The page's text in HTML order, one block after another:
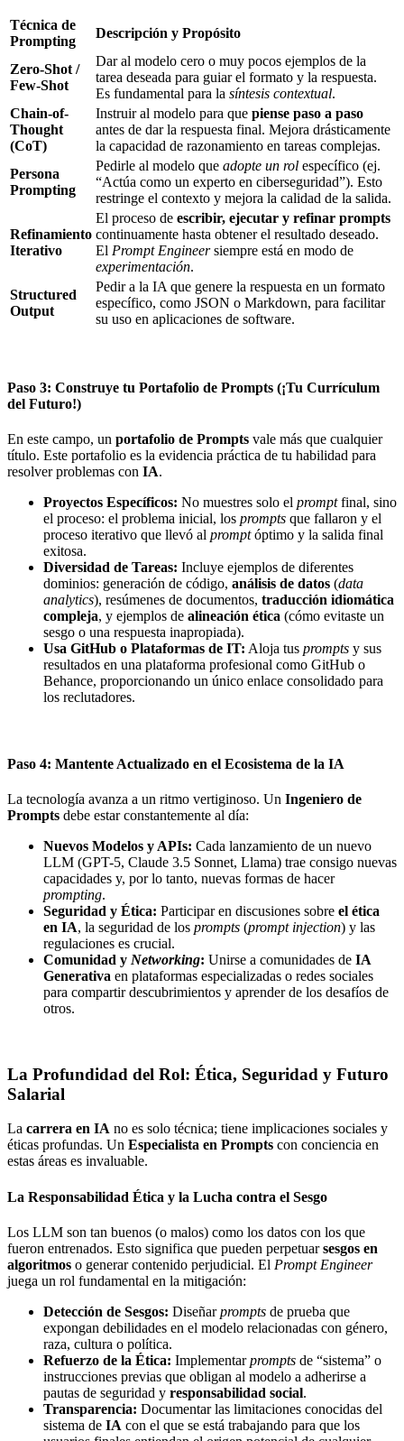
Técnica de
Prompting
Descripción y Propósito
Zero-Shot /
Few-Shot
Dar al modelo cero o muy pocos ejemplos de la
tarea deseada para guiar el formato y la respuesta.
Es fundamental para la síntesis contextual.
Chain-of-
Thought
(CoT)
Instruir al modelo para que piense paso a paso
antes de dar la respuesta final. Mejora drásticamente
la capacidad de razonamiento en tareas complejas.
Persona
Prompting
Pedirle al modelo que adopte un rol específico (ej.
“Actúa como un experto en ciberseguridad”). Esto
restringe el contexto y mejora la calidad de la salida.
Refinamiento
Iterativo
El proceso de escribir, ejecutar y refinar prompts
continuamente hasta obtener el resultado deseado.
El Prompt Engineersiempre está en modo de
experimentación.
Structured
Output
Pedir a la IA que genere la respuesta en un formato
específico, como JSON o Markdown, para facilitar
su uso en aplicaciones de software.
Paso 3: Construye tu Portafolio de Prompts (¡Tu Currículum
del Futuro!)
En este campo, un portafolio de Prompts vale más que cualquier
título. Este portafolio es la evidencia práctica de tu habilidad para
resolver problemas con IA.
Proyectos Específicos: No muestres solo el promptfinal, sino
el proceso: el problema inicial, los prompts que fallaron y el
proceso iterativo que llevó al promptóptimo y la salida final
exitosa.
Diversidad de Tareas: Incluye ejemplos de diferentes
dominios: generación de código, análisis de datos (data
analytics), resúmenes de documentos, traducción idiomática
compleja, y ejemplos de alineación ética (cómo evitaste un
sesgo o una respuesta inapropiada).
Usa GitHub o Plataformas de IT: Aloja tus prompts y sus
resultados en una plataforma profesional como GitHub o
Behance, proporcionando un único enlace consolidado para
los reclutadores.
Paso 4: Mantente Actualizado en el Ecosistema de la IA
La tecnología avanza a un ritmo vertiginoso. Un Ingeniero de
Prompts debe estar constantemente al día:
Nuevos Modelos y APIs: Cada lanzamiento de un nuevo
LLM (GPT-5, Claude 3.5 Sonnet, Llama) trae consigo nuevas
capacidades y, por lo tanto, nuevas formas de hacer
prompting.
Seguridad y Ética: Participar en discusiones sobre el ética
en IA, la seguridad de los prompts (prompt injection) y las
regulaciones es crucial.
Comunidad y Networking: Unirse a comunidades de IA
Generativa en plataformas especializadas o redes sociales
para compartir descubrimientos y aprender de los desafíos de
otros.
La Profundidad del Rol: Ética, Seguridad y Futuro
Salarial
La carrera en IA no es solo técnica; tiene implicaciones sociales y
éticas profundas. Un Especialista en Prompts con conciencia en
estas áreas es invaluable.
La Responsabilidad Ética y la Lucha contra el Sesgo
Los LLM son tan buenos (o malos) como los datos con los que
fueron entrenados. Esto significa que pueden perpetuarsesgos en
algoritmos o generar contenido perjudicial. El Prompt Engineer
juega un rol fundamental en la mitigación:
Detección de Sesgos: Diseñarprompts de prueba que
expongan debilidades en el modelo relacionadas con género,
raza, cultura o política.
Refuerzo de la Ética: Implementarprompts de “sistema” o
instrucciones previas que obligan al modelo a adherirse a
pautas de seguridad y responsabilidad social.
Transparencia: Documentar las limitaciones conocidas del
sistema de IA con el que se está trabajando para que los